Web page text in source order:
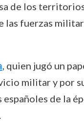
de los
fuerzas
, quien jugó un
militar y por
de la